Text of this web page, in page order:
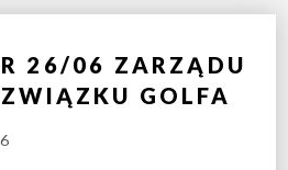
26/06 ZARZĄDU
GOLFA